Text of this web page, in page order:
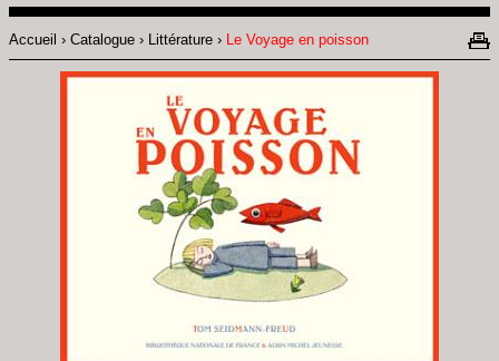
Fil
d'Ariane
Accueil Catalogue Littérature Le Voyage en poisson